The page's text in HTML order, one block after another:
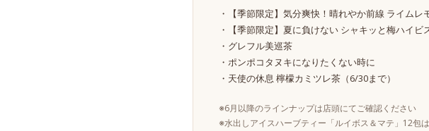
・【季節限定】気分爽快！晴れやか前線 ライムレ
・【季節限定】夏に負けない シャキッと梅ハイビ
・グレフル美巡茶
・ポンポコタヌキになりたくない時に
・天使の休息 檸檬カミツレ茶（6/30まで）
※6月以降のラインナップは店頭にてご確認ください
※水出しアイスハーブティー「ルイボス＆マテ」12包